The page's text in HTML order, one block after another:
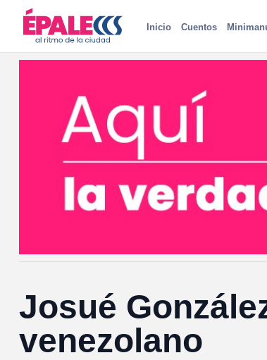
Inicio Cuentos
Josué
venezolano